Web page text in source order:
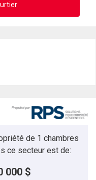
de 1 chambres
ce secteur est de:
000 $